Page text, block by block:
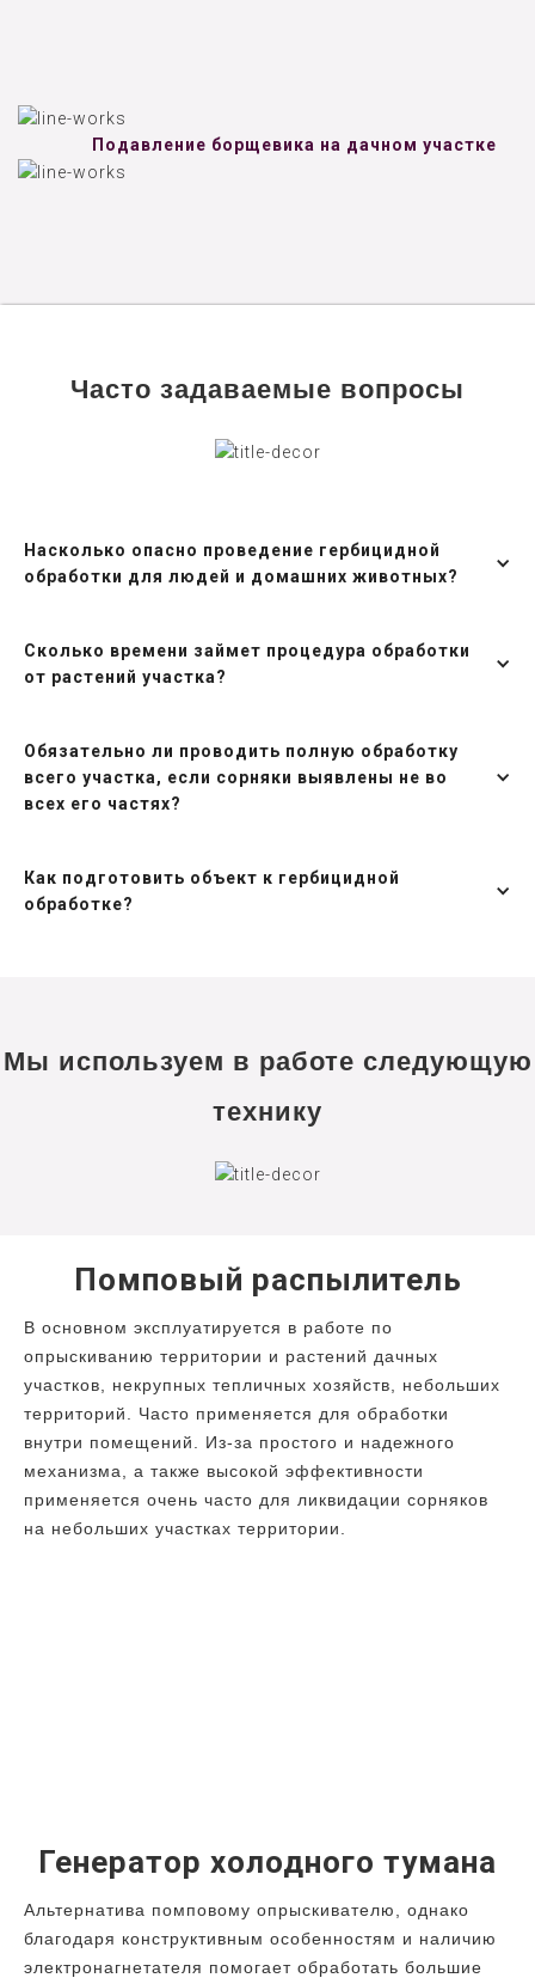
Подавление борщевика на дачном участке
Часто задаваемые вопросы
Насколько опасно проведение гербицидной
обработки для людей и домашних животных?
Сколько времени займет процедура обработки
от растений участка?
Обязательно ли проводить полную обработку
всего участка, если сорняки выявлены не во
всех его частях?
Как подготовить объект к гербицидной
обработке?
Мы используем в работе следующую
технику
Помповый распылитель
В основном эксплуатируется в работе по
опрыскиванию территории и растений дачных
участков, некрупных тепличных хозяйств, небольших
территорий. Часто применяется для обработки
внутри помещений. Из-за простого и надежного
механизма, а также высокой эффективности
применяется очень часто для ликвидации сорняков
на небольших участках территории.
Генератор холодного тумана
Альтернатива помповому опрыскивателю, однако
благодаря конструктивным особенностям и наличию
электронагнетателя помогает обработать большие